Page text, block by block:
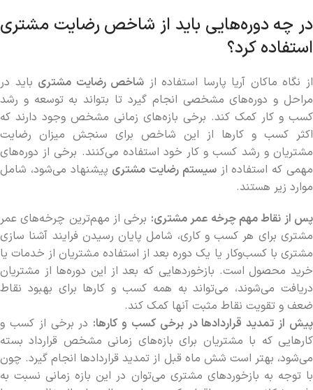
در چه دوره‌هایی باید از شاخص رضایت مشتری
استفاده کرد؟
از نگاه ماکان آریا پارسا استفاده از شاخص رضایت مشتری باید در
مراحل و دوره‌های مشخصی انجام گیرد تا بتواند به توسعه و رشد
کسب و کار کمک کند. برخی بازه‌های زمانی مشخص وجود دارند که
اکثر کسب و کارها از این شاخص برای سنجش میزان رضایت
مشتریان و رشد کسب و کار خود استفاده می‌کنند. برخی از دوره‌های
مهمی که استفاده ازسیستم رضایت مشتری پیشنهاد می‌شود، شامل
موارد زیر هستند.
پس از نقاط مهم چرخه عمر مشتری: برخی از مهم‌ترین چرخه‌های عمر
مشتری برای هر کسب و کاری، شامل پایان رسیدن فرایند آشنا سازی
مشتری با کسب‌وکار یا یک دوره بعد از استفاده مشتریان از خدمات یا
خرید محصول است. بازخوردهایی که بعد از این دوره‌ها از مشتریان
دریافت می‌شوند، می‌تواند به همه کسب و کارها برای بهبود نقاط
ضعف و تقویت نقاط مثبت آنها کمک کند.
پیش از تمدید قراردادها در برخی کسب و کارها: در برخی از کسب و
کارهایی که با مشتریان برای بازه‌های زمانی مشخص قرارداد بسته
می‌شود، بهتر است شش ماه قبل از تمدید قراردادها انجام گیرد. چون
با توجه به بازخوردهای مشتری می‌توان در این بازه زمانی نسبت به